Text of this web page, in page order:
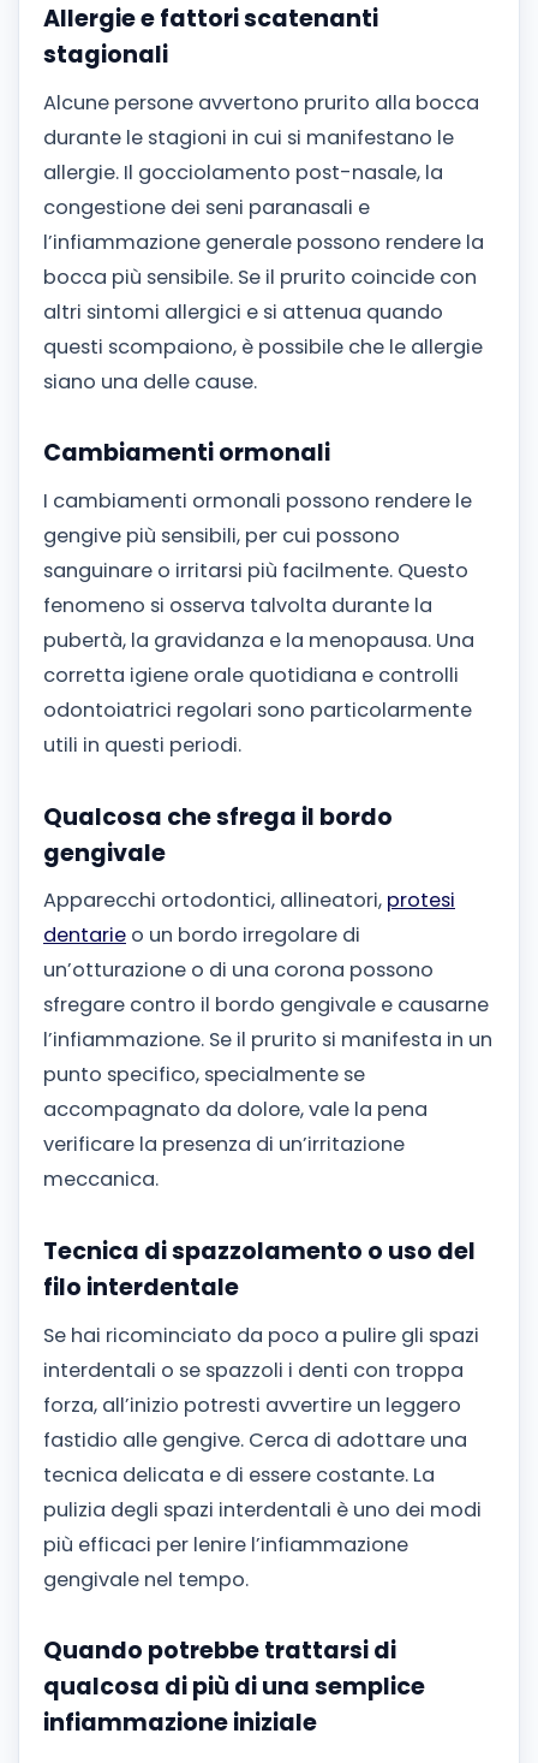
Allergie e fattori scatenanti
stagionali
Alcune persone avvertono prurito alla bocca
durante le stagioni in cui si manifestano le
allergie. Il gocciolamento post-nasale, la
congestione dei seni paranasali e
l’infiammazione generale possono rendere la
bocca più sensibile. Se il prurito coincide con
altri sintomi allergici e si attenua quando
questi scompaiono, è possibile che le allergie
siano una delle cause.
Cambiamenti ormonali
I cambiamenti ormonali possono rendere le
gengive più sensibili, per cui possono
sanguinare o irritarsi più facilmente. Questo
fenomeno si osserva talvolta durante la
pubertà, la gravidanza e la menopausa. Una
corretta igiene orale quotidiana e controlli
odontoiatrici regolari sono particolarmente
utili in questi periodi.
Qualcosa che sfrega il bordo
gengivale
Apparecchi ortodontici, allineatori, protesi
dentarie o un bordo irregolare di
un’otturazione o di una corona possono
sfregare contro il bordo gengivale e causarne
l’infiammazione. Se il prurito si manifesta in un
punto specifico, specialmente se
accompagnato da dolore, vale la pena
verificare la presenza di un’irritazione
meccanica.
Tecnica di spazzolamento o uso del
filo interdentale
Se hai ricominciato da poco a pulire gli spazi
interdentali o se spazzoli i denti con troppa
forza, all’inizio potresti avvertire un leggero
fastidio alle gengive. Cerca di adottare una
tecnica delicata e di essere costante. La
pulizia degli spazi interdentali è uno dei modi
più efficaci per lenire l’infiammazione
gengivale nel tempo.
Quando potrebbe trattarsi di
qualcosa di più di una semplice
infiammazione iniziale